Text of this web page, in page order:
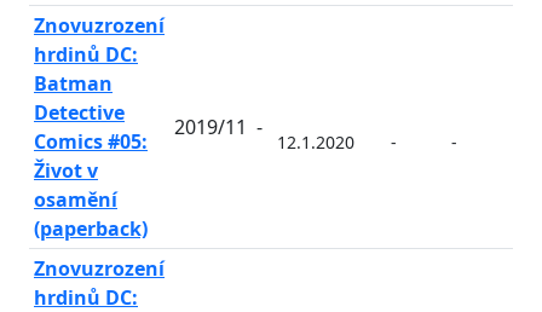
Znovuzrození
hrdinů DC:
Batman
Detective
Comics #05:
Život v
osamění
(paperback)
2019/11 -
12.1.2020 - -
Znovuzrození
hrdinů DC: